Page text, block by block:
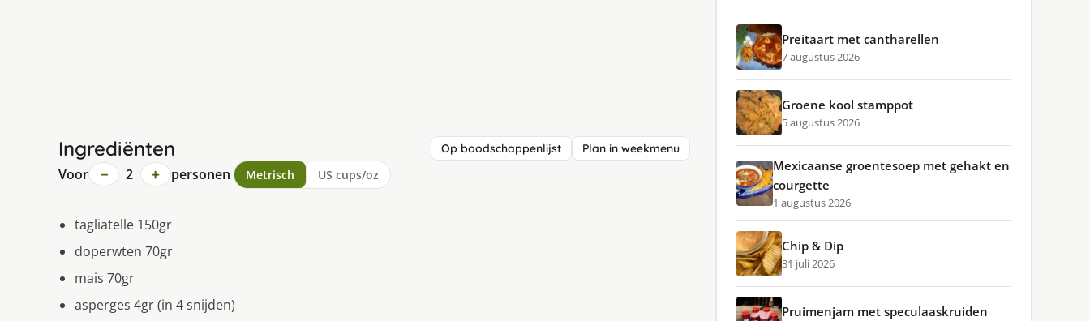
Ingrediënten Op boodschappenlijst Plan in weekmenu
Voor − 2 + personen Metrisch US cups/oz
tagliatelle 150gr
doperwten 70gr
mais 70gr
asperges 4gr (in 4 snijden)
Preitaart met cantharellen
7 augustus 2026
Groene kool stamppot
5 augustus 2026
Mexicaanse groentesoep met gehakt en
courgette
1 augustus 2026
Chip & Dip
31 juli 2026
Pruimenjam met speculaaskruiden